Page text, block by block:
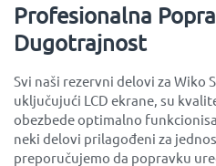
Profesionalna
Dugotrajnost
Svi naši rezervni delovi za Wiko
uključujući LCD ekrane, su
obezbede optimalno
neki delovi prilagođeni za
preporučujemo da popravku